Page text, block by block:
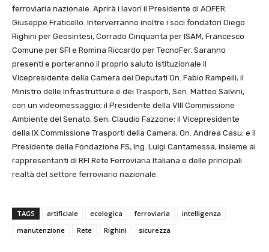
ferroviaria nazionale. Aprirà i lavori il Presidente di ADFER
Giuseppe Fraticello. Interverranno inoltre i soci fondatori Diego
Righini per Geosintesi, Corrado Cinquanta per ISAM, Francesco
Comune per SFI e Romina Riccardo per TecnoFer. Saranno
presenti e porteranno il proprio saluto istituzionale il
Vicepresidente della Camera dei Deputati On. Fabio Rampelli; il
Ministro delle Infrastrutture e dei Trasporti, Sen. Matteo Salvini,
con un videomessaggio; il Presidente della VIII Commissione
Ambiente del Senato, Sen. Claudio Fazzone; il Vicepresidente
della IX Commissione Trasporti della Camera, On. Andrea Casu; e il
Presidente della Fondazione FS, Ing. Luigi Cantamessa, insieme ai
rappresentanti di RFI Rete Ferroviaria Italiana e delle principali
realtà del settore ferroviario nazionale.
TAGS artificiale ecologica ferroviaria
intelligenza
manutenzione
Rete Righini sicurezza